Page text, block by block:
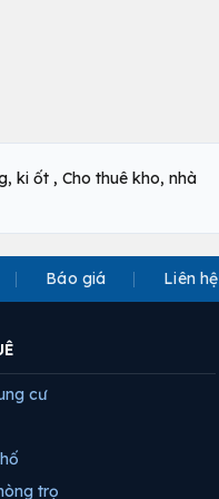
ki ốt , Cho thuê kho, nhà
Báo giá Liên hệ
cư
trọ